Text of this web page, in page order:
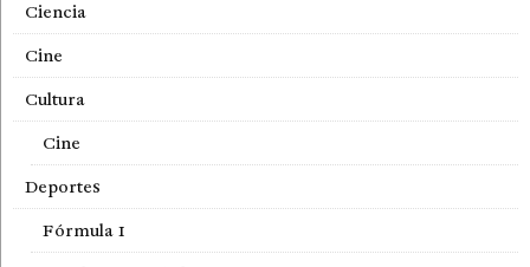
Ciencia
Cine
Cultura
Cine
Deportes
Fórmula 1